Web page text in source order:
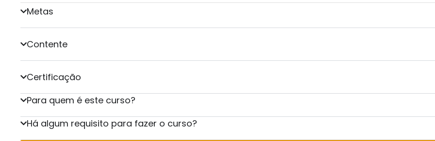
Metas
Contente
Certificação
Para quem é este curso?
Há algum requisito para fazer o curso?